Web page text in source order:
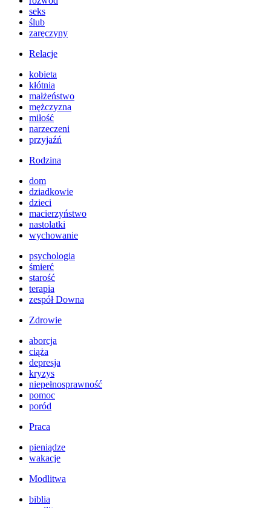
seks
ślub
zaręczyny
Relacje
kobieta
kłótnia
małżeństwo
mężczyzna
miłość
narzeczeni
przyjaźń
Rodzina
dom
dziadkowie
dzieci
macierzyństwo
nastolatki
wychowanie
psychologia
śmierć
starość
terapia
zespół Downa
Zdrowie
aborcja
ciąża
depresja
kryzys
niepełnosprawność
pomoc
poród
Praca
pieniądze
wakacje
Modlitwa
biblia